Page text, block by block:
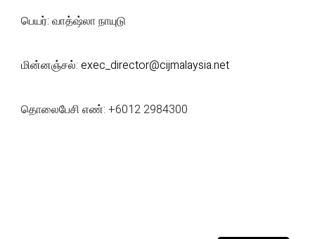
பெயர்: வாத்ஷ்லா நாயுடு
மின்னஞ்சல்: exec_director@cijmalaysia.net
தொலைபேசி எண்: +6012 2984300